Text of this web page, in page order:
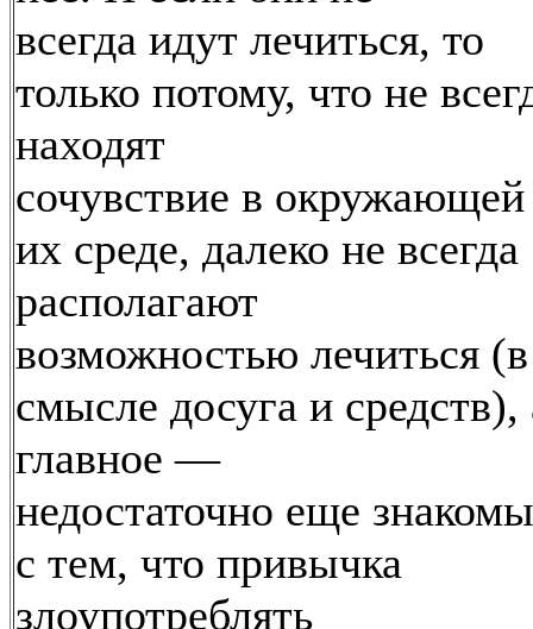
всегда идут лечиться, то
только потому, что не
находят
сочувствие в окружающей
их среде, далеко не всегда
располагают
возможностью лечиться (в
смысле досуга и средств),
главное —
недостаточно еще знакомы
с тем, что привычка
злоупотреблять